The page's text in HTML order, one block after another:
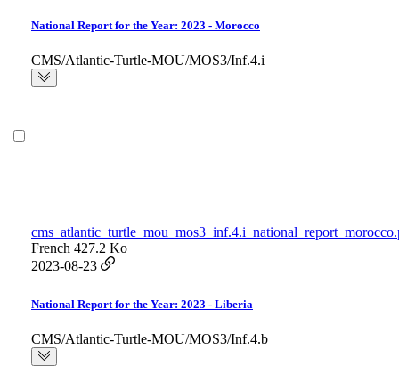
National Report for the Year: 2023 - Morocco
CMS/Atlantic-Turtle-MOU/MOS3/Inf.4.i
French 427.2 Ko
2023-08-23
National Report for the Year: 2023 - Liberia
CMS/Atlantic-Turtle-MOU/MOS3/Inf.4.b